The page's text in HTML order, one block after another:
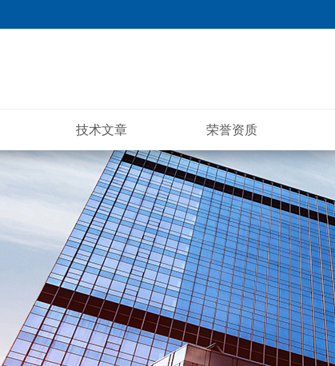
技术文章 荣誉资质